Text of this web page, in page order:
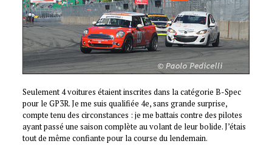
Seulement 4 voitures étaient inscrites dans la catégorie B-Spec
pour le GP3R. Je me suis qualifiée 4e, sans grande surprise,
compte tenu des circonstances : je me battais contre des pilotes
ayant passé une saison complète au volant de leur bolide. J’étais
tout de même confiante pour la course du lendemain.